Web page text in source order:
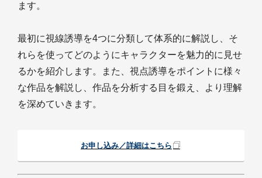
ます。
最初に視線誘導を4つに分類して体系的に解説し、そ
れらを使ってどのようにキャラクターを魅力的に見せ
るかを紹介します。また、視点誘導をポイントに様々
な作品を解説し、作品を分析する目を鍛え、より理解
を深めていきます。
お申し込み／詳細はこちら